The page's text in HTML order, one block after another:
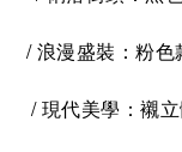
/ 浪漫盛裝：粉
/ 現代美學：襯